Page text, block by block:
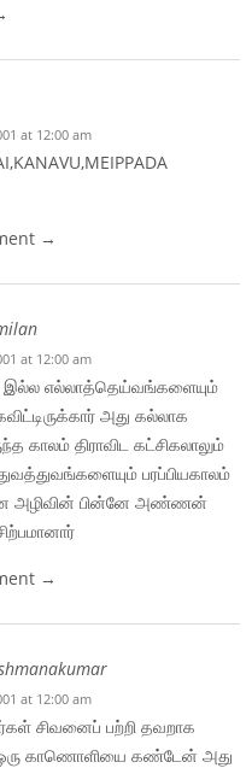
at 12:00 am
→
at 12:00 am
இல்ல எல்லாத்தெய்வங்களையும்
அது கல்லாக
திராவிட கட்சிகலாலும்
பரப்பியகாலம்
அழிவின் பின்னே அண்ணன்
→
at 12:00 am
சிவனைப் பற்றி தவறாக
ஒரு காணொளியை கண்டேன் அது